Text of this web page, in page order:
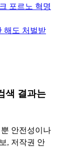
포르노 혁명
해도 처벌받
색 결과는
안전성이나
, 저작권 안